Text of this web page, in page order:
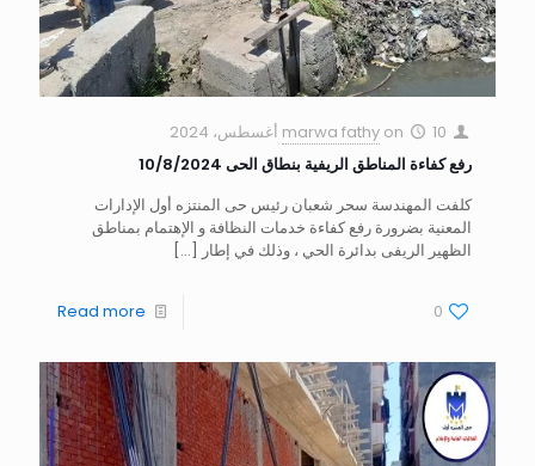
marwa fathy on
10 أغسطس، 2024
رفع كفاءة المناطق الريفية بنطاق الحى 10/8/2024
كلفت المهندسة سحر شعبان رئيس حى المنتزه أول الإدارات
المعنية بضرورة رفع كفاءة خدمات النظافة و الإهتمام بمناطق
الظهير الريفى بدائرة الحي ، وذلك في إطار […]
0
Read more